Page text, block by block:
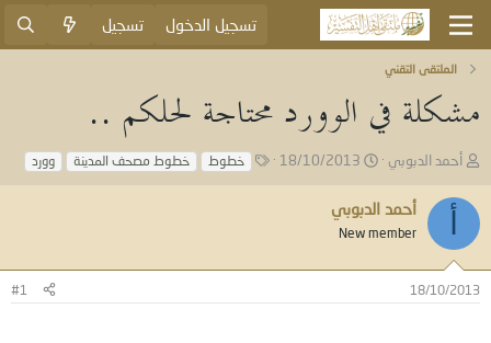
تسجيل الدخول تسجيل
الملتقى التقني
مشكلة في الوورد محتاجة لحلكم ..
ب
د
و
أحمد الدبوبي
ت
ي
خ
18/10/2013
ا خطوط خطوط مصحف المدينة وورد
أحمد الدبوبي
New member
18/10/2013
#1